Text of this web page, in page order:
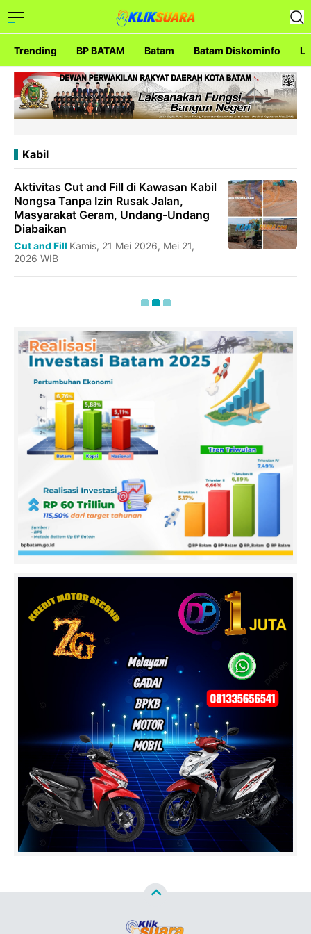
Trending BP BATAM Batam Batam Diskominfo
Kabil
Aktivitas Cut and Fill di Kawasan Kabil
Nongsa Tanpa Izin Rusak Jalan,
Masyarakat Geram, Undang-Undang
Diabaikan
Cut and Fill Kamis, 21 Mei 2026, Mei 21,
2026 WIB